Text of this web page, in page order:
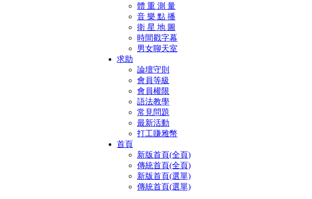
體 重 測 量
音 樂 點 播
衛 星 地 圖
時間戳字幕
男女聊天室
求助
論壇守則
會員等級
會員權限
語法教學
常見問題
最新活動
打工賺雅幣
首頁
新版首頁(全頁)
傳統首頁(全頁)
新版首頁(選單)
傳統首頁(選單)